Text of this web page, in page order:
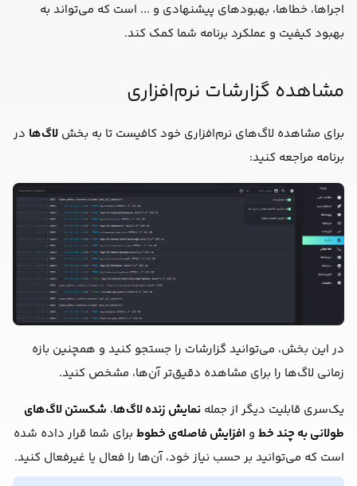
اجراها، خطاها، بهبودهای پیشنهادی و ... است که می‌تواند به
بهبود کیفیت و عملکرد برنامه شما کمک کند.
مشاهده گزارشات نرم‌افزاری
برای مشاهده لاگ‌های نرم‌افزاری خود کافیست تا به بخش لاگ‌ها در
برنامه مراجعه کنید:
در این بخش، می‌توانید گزارشات را جستجو کنید و همچنین بازه
زمانی لاگ‌ها را برای مشاهده دقیق‌تر آن‌ها، مشخص کنید.
یک‌سری قابلیت دیگر از جمله نمایش زنده لاگ‌ها، شکستن لاگ‌های
طولانی به چند خط و افزایش فاصله‌ی خطوط برای شما قرار داده شده
است که می‌توانید بر حسب نیاز خود، آن‌ها را فعال یا غیرفعال کنید.